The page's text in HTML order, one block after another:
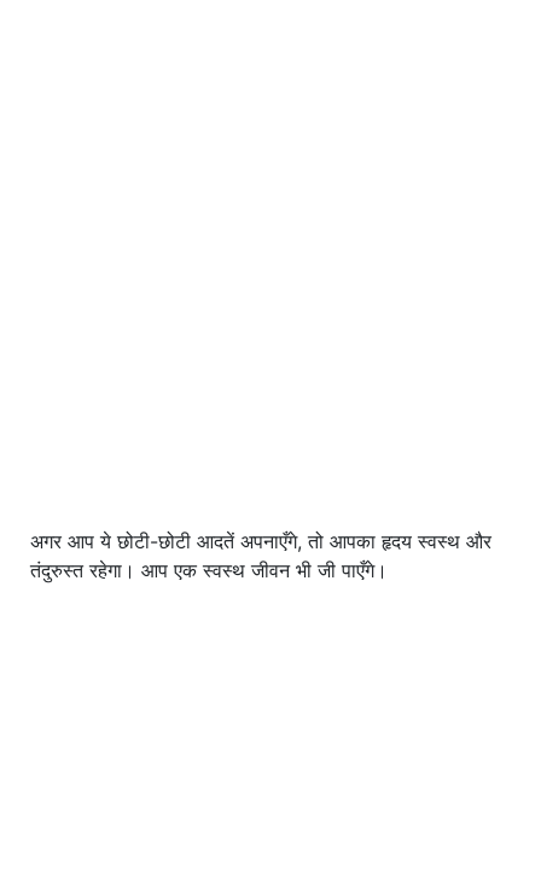
अगर आप ये छोटी-छोटी आदतें अपनाएँगे, तो आपका हृदय स्वस्थ और
तंदुरुस्त रहेगा। आप एक स्वस्थ जीवन भी जी पाएँगे।